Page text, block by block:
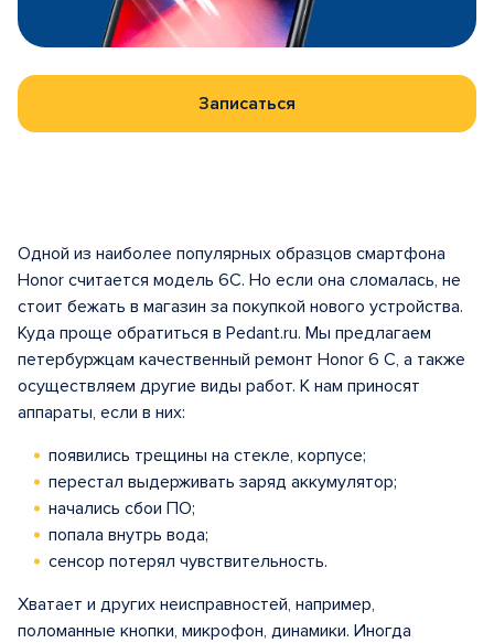
Записаться
Одной из наиболее популярных образцов смартфона
Honor считается модель 6C. Но если она сломалась, не
стоит бежать в магазин за покупкой нового устройства.
Куда проще обратиться в Pedant.ru. Мы предлагаем
петербуржцам качественный ремонт Honor 6 C, а также
осуществляем другие виды работ. К нам приносят
аппараты, если в них:
появились трещины на стекле, корпусе;
перестал выдерживать заряд аккумулятор;
начались сбои ПО;
попала внутрь вода;
сенсор потерял чувствительность.
Хватает и других неисправностей, например,
поломанные кнопки, микрофон, динамики. Иногда